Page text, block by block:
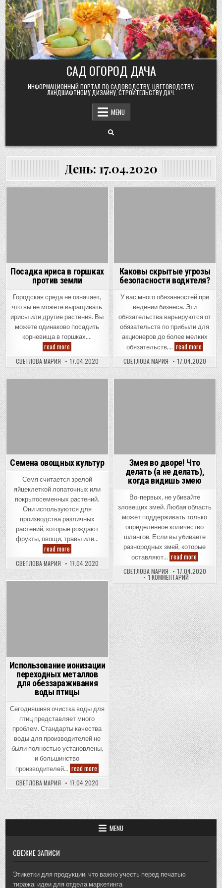
Skip
to
content
САД ОГОРОД ДАЧА
ИНФОРМАЦИОННЫЙ ПОРТАЛ ПО САДОВОДСТВУ, ЦВЕТОВОДСТВУ,
ЛАНДШАФТНОМУ ДИЗАЙНУ, СТРОИТЕЛЬСТВУ ДАЧ.
MENU
День: 17.04.2020
Посадка ириса в горшках
против земли
Городская среда не означает,
что вы не можете выращивать
ирисы или другие растения. Вы
можете одинаково посадить
корневища в горшках….
read more
ириса
в
горшках
против
земли
СВЕТЛОВА МАРИЯ 17.04.2020
Каковы скрытые угрозы
безопасности водителя?
У вас много обязанностей при
ведении бизнеса. Эти
обязательства варьируются от
обязательств по прибыли для
акционеров до более мелких
обязательств,… read moreКаковы
угрозы
СВЕТЛОВА МАРИЯ 17.04.2020
Семена овощных культур
Семя считается зрелой
яйцеклеткой лопаточных или
покрытосеменных растений.
Они используются для
производства различных
растений, которые рождают
фрукты, овощи, травы или…
read more
овощных
культур
СВЕТЛОВА МАРИЯ 17.04.2020
Змея во дворе! Что
делать (а не делать),
когда видишь змею
Во-первых, не убивайте
зловещих змей. Любая область
может поддерживать только
определенное количество
шлангов. Если вы убиваете
разнородных змей, которые
оставляют… read moreЗмея
во
дворе!
Что
делать
(а
не
делать),
когда
видишь
змею
СВЕТЛОВА МАРИЯ 17.04.2020
1 КОММЕНТАРИЙК
ЗАПИСИ
ЗМЕЯ
ВО
ДВОРЕ!
ЧТО
ДЕЛАТЬ
(А
НЕ
ДЕЛАТЬ),
КОГДА
ВИДИШЬ
ЗМЕЮ
Использование ионизации
переходных металлов
для обеззараживания
воды птицы
Сегодняшняя очистка воды для
птиц представляет много
проблем. Стандарты качества
воды для производителей не
были полностью установлены,
и большинство
производителей… read more Использование
ионизации
переходных
металлов
для
обеззараживания
воды
птицы
СВЕТЛОВА МАРИЯ 17.04.2020
MENU
СВЕЖИЕ ЗАПИСИ
Этикетки для продукции: что важно учесть перед печатью
тиража: идеи для отдела маркетинга